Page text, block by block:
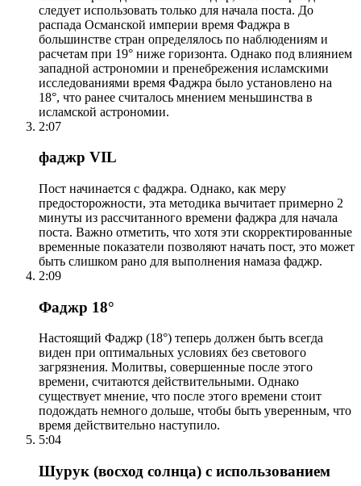
следует использовать только для начала поста. До
распада Османской империи время Фаджра в
большинстве стран определялось по наблюдениям и
расчетам при 19° ниже горизонта. Однако под влиянием
западной астрономии и пренебрежения исламскими
исследованиями время Фаджра было установлено на
18°, что ранее считалось мнением меньшинства в
исламской астрономии.
2:07
фаджр VIL
Пост начинается с фаджра. Однако, как меру
предосторожности, эта методика вычитает примерно 2
минуты из рассчитанного времени фаджра для начала
поста. Важно отметить, что хотя эти скорректированные
временные показатели позволяют начать пост, это может
быть слишком рано для выполнения намаза фаджр.
2:09
Фаджр 18°
Настоящий Фаджр (18°) теперь должен быть всегда
виден при оптимальных условиях без светового
загрязнения. Молитвы, совершенные после этого
времени, считаются действительными. Однако
существует мнение, что после этого времени стоит
подождать немного дольше, чтобы быть уверенным, что
время действительно наступило.
5:04
Шурук (восход солнца) с использованием